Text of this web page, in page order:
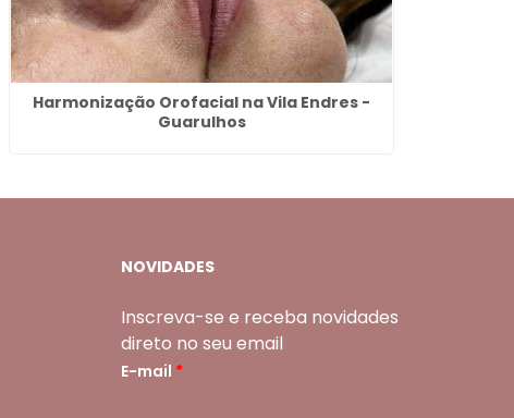
Harmonização Orofacial na Vila Endres -
Guarulhos
NOVIDADES
Inscreva-se e receba novidades
direto no seu email
E-mail *